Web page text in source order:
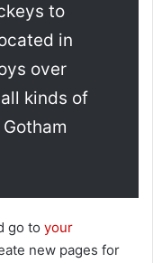
to
in
over
kinds of
go to your
new pages for